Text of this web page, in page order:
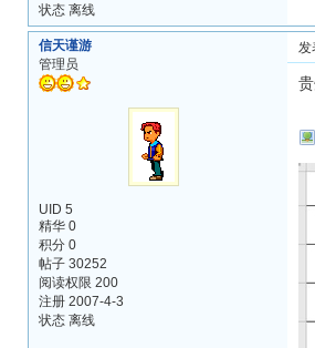
状态 离线
信天谨游
管理员
UID 5
精华 0
积分 0
帖子 30252
阅读权限 200
注册 2007-4-3
状态 离线
发